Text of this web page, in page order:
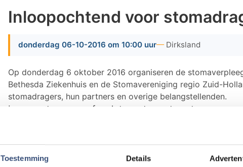
Toestemming Details
Inloopochtend voor
donderdag 06-10-2016 om 10:00 uur Dirksland
Op donderdag 6 oktober 2016 organiseren de
Bethesda Ziekenhuis en de Stomavereniging regio Zuid-
stomadragers, hun partners en overige belangstellenden.
In een ontspannen sfeer lotgenoten ontmoeten en van
met een stoma. Er is volop ruimte om onderwerpen
stomaverpleegkundigen gesteld worden. Door zowel
worden deze bijeenkomsten vaak als zinvol en positief